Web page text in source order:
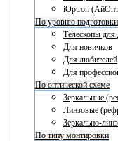
iOptron
По уровню подготовки
Телескопы для
Для новичков
Для любителей
Для
По оптической схеме
Зеркальные
Линзовые
Зеркально-
По типу монтировки